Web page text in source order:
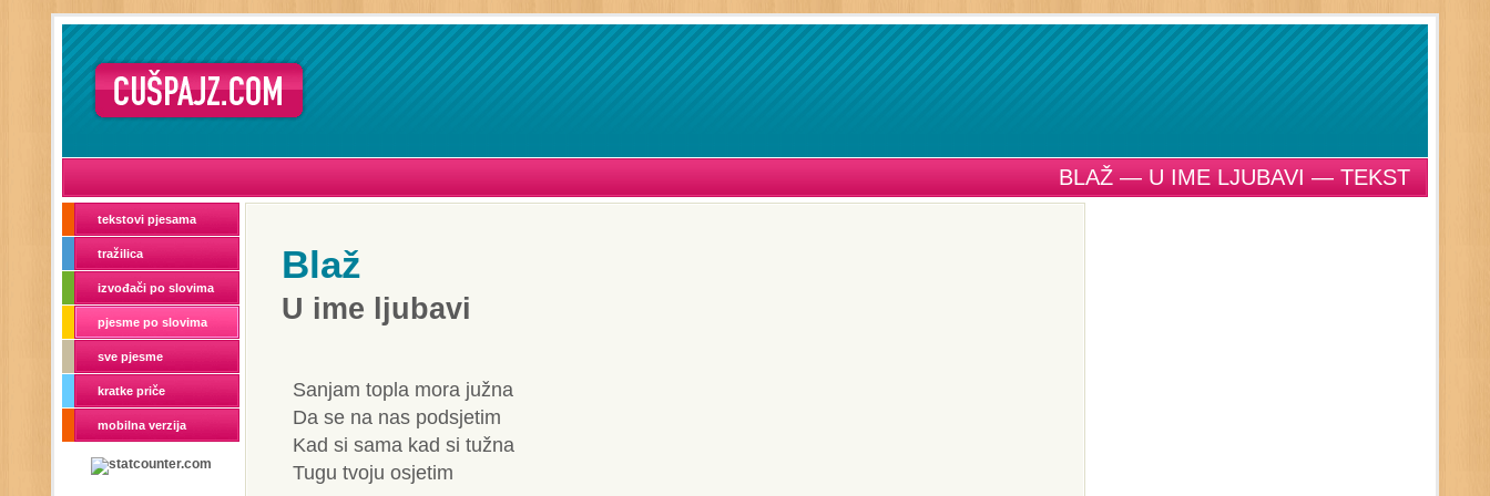
BLAŽ — U IME LJUBAVI — TEKST
tekstovi pjesama
tražilica
izvođači po slovima
pjesme po slovima
sve pjesme
kratke priče
mobilna verzija
Blaž
U ime ljubavi
Sanjam topla mora južna
Da se na nas podsjetim
Kad si sama kad si tužna
Tugu tvoju osjetim